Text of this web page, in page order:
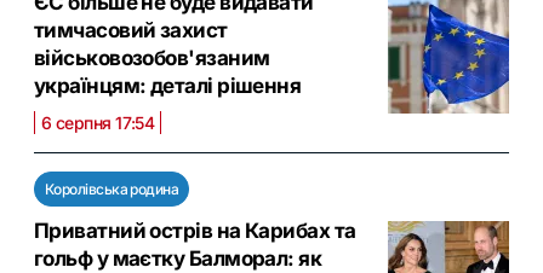
тимчасовий захист
військовозобов'язаним
українцям: деталі рішення
6 серпня 17:54
Королівська родина
Приватний острів на Карибах та
гольф у маєтку Балморал: як